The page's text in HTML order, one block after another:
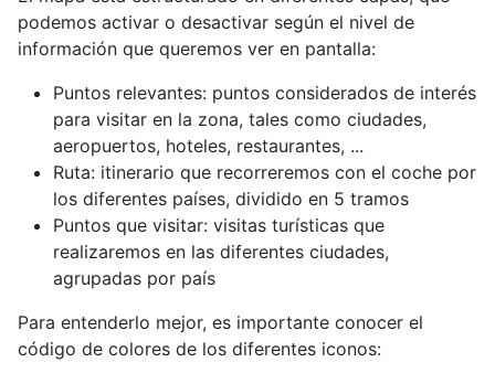
podemos activar o desactivar según el nivel de
información que queremos ver en pantalla:
Puntos relevantes: puntos considerados de interés
para visitar en la zona, tales como ciudades,
aeropuertos, hoteles, restaurantes, ...
Ruta: itinerario que recorreremos con el coche por
los diferentes países, dividido en 5 tramos
Puntos que visitar: visitas turísticas que
realizaremos en las diferentes ciudades,
agrupadas por país
Para entenderlo mejor, es importante conocer el
código de colores de los diferentes iconos: